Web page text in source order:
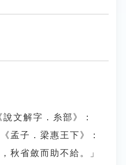
文解字．糸部》：
孟子．梁惠王下》：
秋省斂而助不給。」